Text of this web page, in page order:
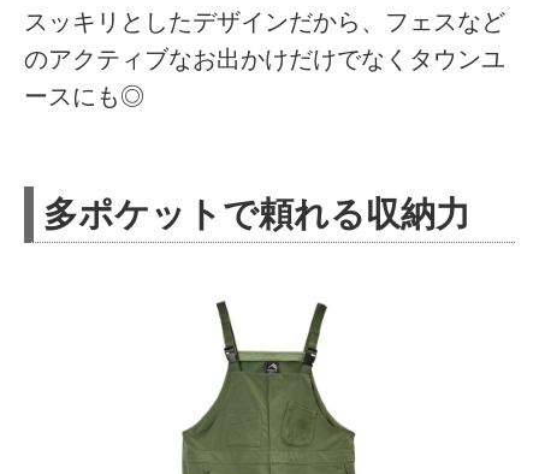
スッキリとしたデザインだから、フェスなど
のアクティブなお出かけだけでなくタウンユ
ースにも◎
多ポケットで頼れる収納力